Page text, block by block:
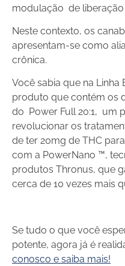
modulação de liberação
Neste contexto, os
apresentam-se como
crônica.
Você sabia que na Linha
produto que contém os
do Power Full 20:1, um
revolucionar os
de ter 20mg de THC
com a PowerNano ™,
produtos Thronus, que
cerca de 10 vezes mais
Se tudo o que você
potente, agora já é
conosco e saiba mais!